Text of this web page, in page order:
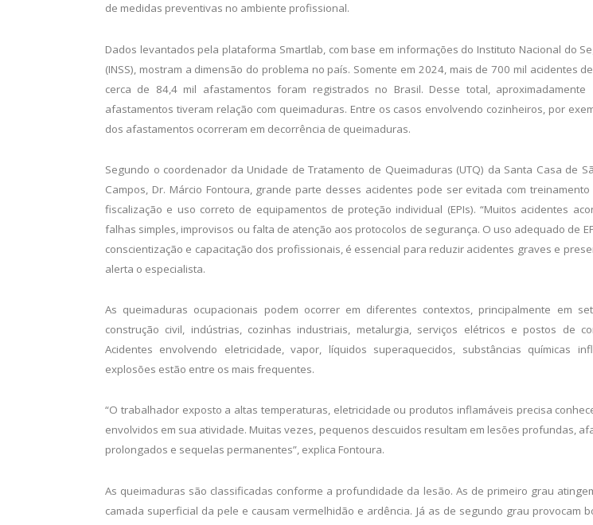
de medidas preventivas no ambiente profissional.
Dados levantados pela plataforma Smartlab, com base em informações do Instituto Nacional do
(INSS), mostram a dimensão do problema no país. Somente em 2024, mais de 700 mil acidentes
cerca de 84,4 mil afastamentos foram registrados no Brasil. Desse total, aproximadamente
afastamentos tiveram relação com queimaduras. Entre os casos envolvendo cozinheiros, por
dos afastamentos ocorreram em decorrência de queimaduras.
Segundo o coordenador da Unidade de Tratamento de Queimaduras (UTQ) da Santa Casa de
Campos, Dr. Márcio Fontoura, grande parte desses acidentes pode ser evitada com
fiscalização e uso correto de equipamentos de proteção individual (EPIs). “Muitos acidentes
falhas simples, improvisos ou falta de atenção aos protocolos de segurança. O uso adequado de
conscientização e capacitação dos profissionais, é essencial para reduzir acidentes graves e
alerta o especialista.
As queimaduras ocupacionais podem ocorrer em diferentes contextos, principalmente em
construção civil, indústrias, cozinhas industriais, metalurgia, serviços elétricos e postos de
Acidentes envolvendo eletricidade, vapor, líquidos superaquecidos, substâncias químicas
explosões estão entre os mais frequentes.
“O trabalhador exposto a altas temperaturas, eletricidade ou produtos inflamáveis precisa
envolvidos em sua atividade. Muitas vezes, pequenos descuidos resultam em lesões profundas,
prolongados e sequelas permanentes”, explica Fontoura.
As queimaduras são classificadas conforme a profundidade da lesão. As de primeiro grau
camada superficial da pele e causam vermelhidão e ardência. Já as de segundo grau provocam